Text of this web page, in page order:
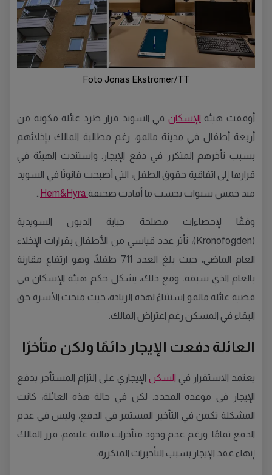
Foto Jonas Ekströmer/TT
أوقفت هيئة الإسكان في السويد قرار طرد عائلة مكونة من
أربعة أطفال في مدينة مالمو، رغم مطالبة المالك بإخلائهم
بسبب تأخرهم المتكرر في دفع الإيجار. واستندت الهيئة في
قرارها إلى اتفاقية حقوق الطفل، التي أصبحت قانونًا في السويد
منذ خمس سنوات بحسب ما أفادت صحيفة
وفقًا لإحصاءات مصلحة جباية الديون السويدية
(Kronofogden)، تأثر عدد قياسي من الأطفال بقرارات الإخلاء
العام الماضي، حيث بلغ العدد 711 طفلًا، وهو ارتفاع مقارنة
بالعام الذي سبقه. ومع ذلك، يشكل حكم هيئة الإسكان في
قضية عائلة مالمو استثناءً لهذه الزيادة، حيث منحت الأسرة حق
البقاء في المسكن رغم اعتراض المالك.
العائلة دفعت الإيجار دائمًا ولكن متأخرًا
يعتمد الاستقرار في السكن الإيجاري على التزام المستأجر بدفع
الإيجار في موعده المحدد. لكن في حالة هذه العائلة، كانت
المشكلة تكمن في التأخير المستمر في الدفع، وليس في عدم
الدفع تمامًا. ورغم عدم وجود متأخرات مالية عليهم، قرر المالك
إنهاء عقد الإيجار بسبب التأخيرات المتكررة.